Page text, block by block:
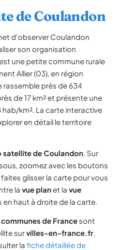
de Coulandon
d'observer Coulandon
son organisation
une petite commune rurale
Allier (03), en région
rassemble près de 634
de 17 km² et présente une
km². La carte interactive
en détail le territoire
satellite de Coulandon. Sur
zoomez avec les boutons
glisser la carte pour vous
la vue planet la vue
en haut à droite de la carte.
de France sont
survilles-en-france.fr.
la fiche détaillée de